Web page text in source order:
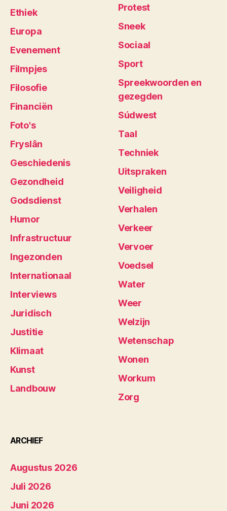
Ethiek
Europa
Evenement
Filmpjes
Filosofie
Financiën
Foto's
Fryslân
Geschiedenis
Gezondheid
Godsdienst
Humor
Infrastructuur
Ingezonden
Internationaal
Interviews
Juridisch
Justitie
Klimaat
Kunst
Landbouw
Protest
Sneek
Sociaal
Sport
Spreekwoorden en
gezegden
Súdwest
Taal
Techniek
Uitspraken
Veiligheid
Verhalen
Verkeer
Vervoer
Voedsel
Water
Weer
Welzijn
Wetenschap
Wonen
Workum
Zorg
ARCHIEF
Augustus 2026
Juli 2026
Juni 2026